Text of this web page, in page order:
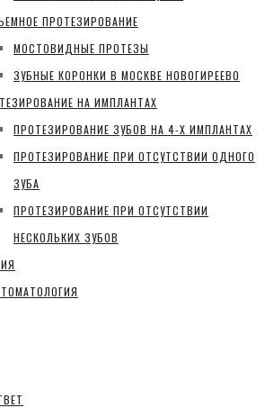
ПРОТЕЗИРОВАНИЕ
МОСТОВИДНЫЕ ПРОТЕЗЫ
ЗУБНЫЕ КОРОНКИ В МОСКВЕ НОВОГИРЕЕВО
НА ИМПЛАНТАХ
ПРОТЕЗИРОВАНИЕ ЗУБОВ НА 4-Х ИМПЛАНТАХ
ПРОТЕЗИРОВАНИЕ ПРИ ОТСУТСТВИИ ОДНОГО
ЗУБА
ПРОТЕЗИРОВАНИЕ ПРИ ОТСУТСТВИИ
НЕСКОЛЬКИХ ЗУБОВ